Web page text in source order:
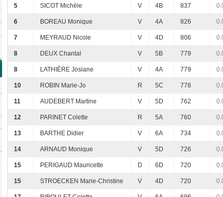
5 SICOT Michèle V 4B 837
6 BOREAU Monique V 4A 826
7 MEYRAUD Nicole V 4D 806
8 DEUX Chantal V 5B 779
8 LATHIÈRE Josiane V 4A 779
10 ROBIN Marie-Jo R 5C 778
11 AUDEBERT Martine V 5D 762
12 PARINET Colette R 5A 760
13 BARTHE Didier V 6A 734
14 ARNAUD Monique V 5D 726
15 PERIGAUD Mauricette D 6D 720
15 STROECKEN Marie-Christine V 4D 720